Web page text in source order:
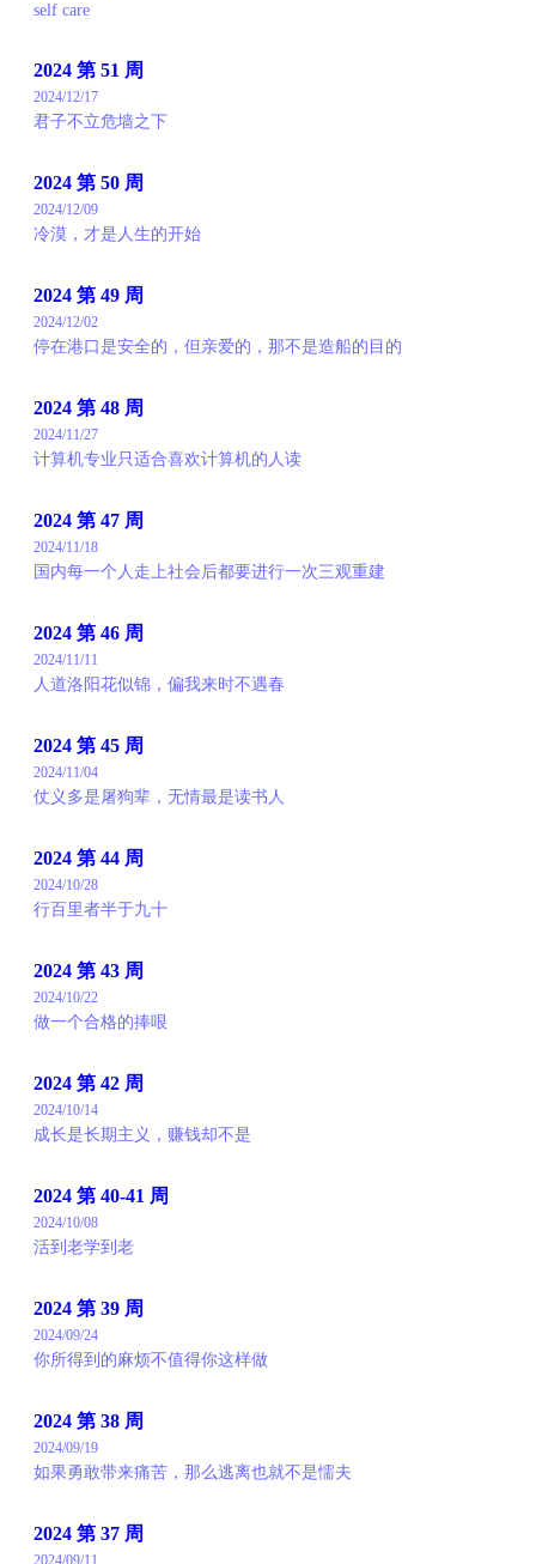
self care
2024 第 51 周
2024/12/17
君子不立危墙之下
2024 第 50 周
2024/12/09
冷漠，才是人生的开始
2024 第 49 周
2024/12/02
停在港口是安全的，但亲爱的，那不是造船的目的
2024 第 48 周
2024/11/27
计算机专业只适合喜欢计算机的人读
2024 第 47 周
2024/11/18
国内每一个人走上社会后都要进行一次三观重建
2024 第 46 周
2024/11/11
人道洛阳花似锦，偏我来时不遇春
2024 第 45 周
2024/11/04
仗义多是屠狗辈，无情最是读书人
2024 第 44 周
2024/10/28
行百里者半于九十
2024 第 43 周
2024/10/22
做一个合格的捧哏
2024 第 42 周
2024/10/14
成长是长期主义，赚钱却不是
2024 第 40-41 周
2024/10/08
活到老学到老
2024 第 39 周
2024/09/24
你所得到的麻烦不值得你这样做
2024 第 38 周
2024/09/19
如果勇敢带来痛苦，那么逃离也就不是懦夫
2024 第 37 周